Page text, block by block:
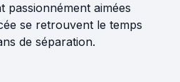
passionnément aimées
se retrouvent le temps
de séparation.